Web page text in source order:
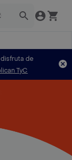
de
TyC